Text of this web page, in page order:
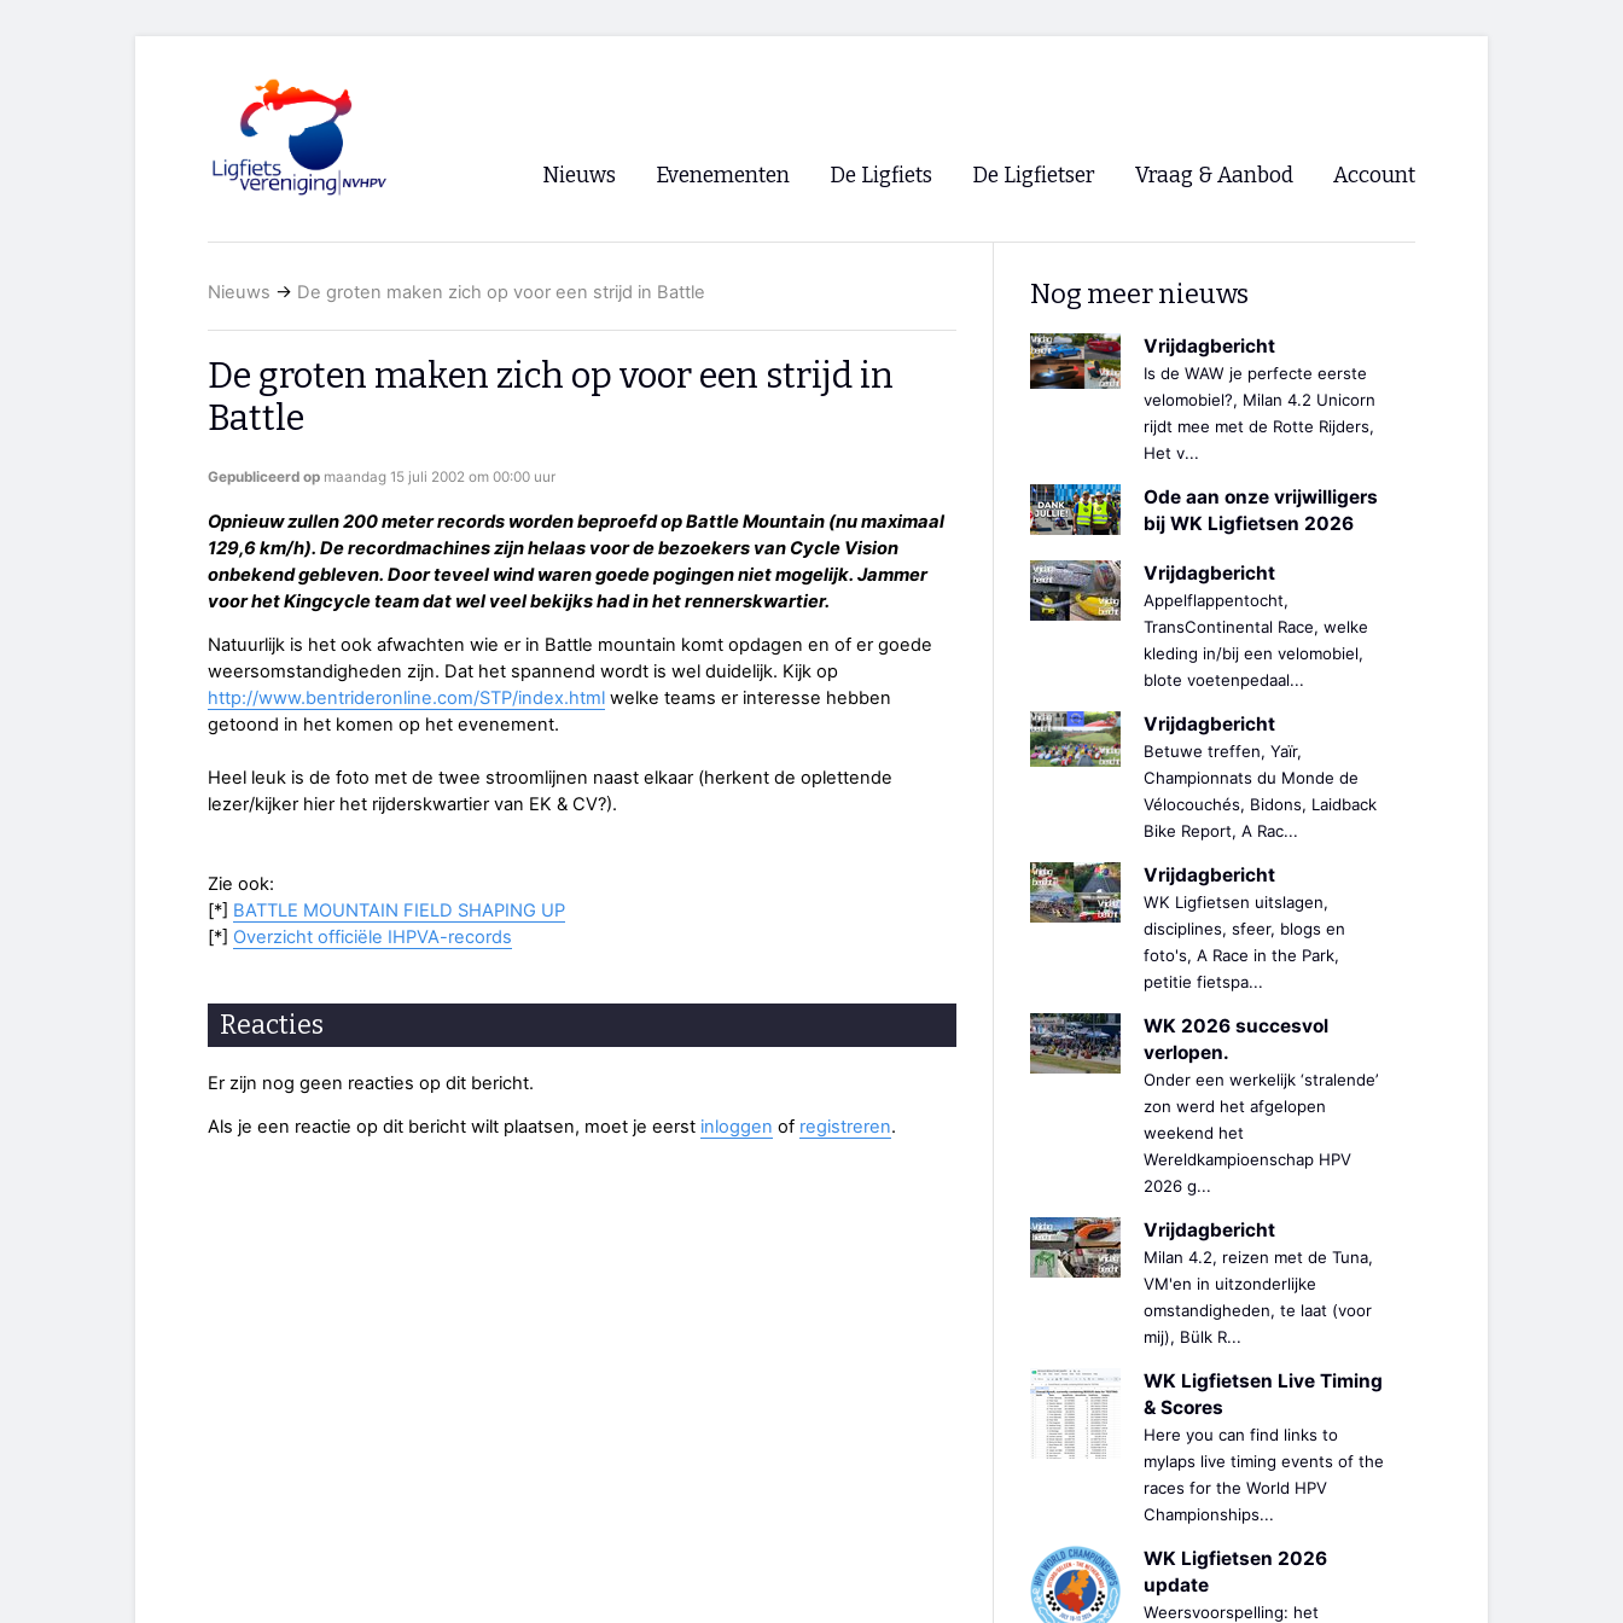
Nieuws Evenementen
WK Ligfietsen 2026
Oliebollentocht
De Ligfiets De Ligfietser
Ligfietsvereninging NVHPV
Lokale Fietsverenigingen
Forum ligfietsers.nl 🡺
Vraag & Aanbod Account
Nieuws → De groten maken zich op voor een strijd in Battle
De groten maken zich op voor een strijd in
Battle
Gepubliceerd op maandag 15 juli 2002 om 00:00 uur
Opnieuw zullen 200 meter records worden beproefd op Battle Mountain (nu maximaal
129,6 km/h). De recordmachines zijn helaas voor de bezoekers van Cycle Vision
onbekend gebleven. Door teveel wind waren goede pogingen niet mogelijk. Jammer
voor het Kingcycle team dat wel veel bekijks had in het rennerskwartier.
Natuurlijk is het ook afwachten wie er in Battle mountain komt opdagen en of er goede
weersomstandigheden zijn. Dat het spannend wordt is wel duidelijk. Kijk op
http://www.bentrideronline.com/STP/index.html welke teams er interesse hebben
getoond in het komen op het evenement.
Heel leuk is de foto met de twee stroomlijnen naast elkaar (herkent de oplettende
lezer/kijker hier het rijderskwartier van EK & CV?).
Zie ook:
[*] BATTLE MOUNTAIN FIELD SHAPING UP
[*] Overzicht officiële IHPVA-records
Reacties
Er zijn nog geen reacties op dit bericht.
Als je een reactie op dit bericht wilt plaatsen, moet je eerst inloggen of registreren.
Nog meer nieuws
Vrijdagbericht
Is de WAW je perfecte eerste
velomobiel?, Milan 4.2 Unicorn
rijdt mee met de Rotte Rijders,
Het v...
Ode aan onze vrijwilligers
bij WK Ligfietsen 2026
Vrijdagbericht
Appelflappentocht,
TransContinental Race, welke
kleding in/bij een velomobiel,
blote voetenpedaal...
Vrijdagbericht
Betuwe treffen, Yaïr,
Championnats du Monde de
Vélocouchés, Bidons, Laidback
Bike Report, A Rac...
Vrijdagbericht
WK Ligfietsen uitslagen,
disciplines, sfeer, blogs en
foto's, A Race in the Park,
petitie fietspa...
WK 2026 succesvol
verlopen.
Onder een werkelijk ‘stralende’
zon werd het afgelopen
weekend het
Wereldkampioenschap HPV
2026 g...
Vrijdagbericht
Milan 4.2, reizen met de Tuna,
VM'en in uitzonderlijke
omstandigheden, te laat (voor
mij), Bülk R...
WK Ligfietsen Live Timing
& Scores
Here you can find links to
mylaps live timing events of the
races for the World HPV
Championships...
WK Ligfietsen 2026
update
Weersvoorspelling: het